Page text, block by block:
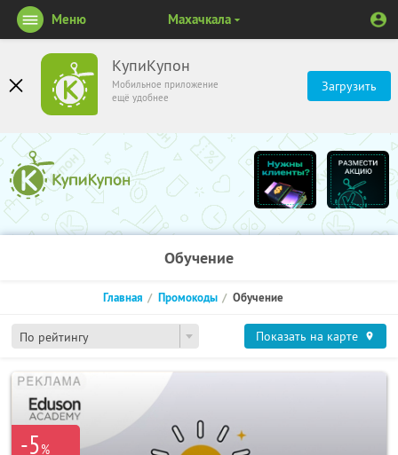
КупиКупон
Мобильное приложение
ещё удобнее
Загрузить
Меню Махачкала
Обучение
По рейтингу
Главная Промокоды Обучение
Показать на карте
-5%